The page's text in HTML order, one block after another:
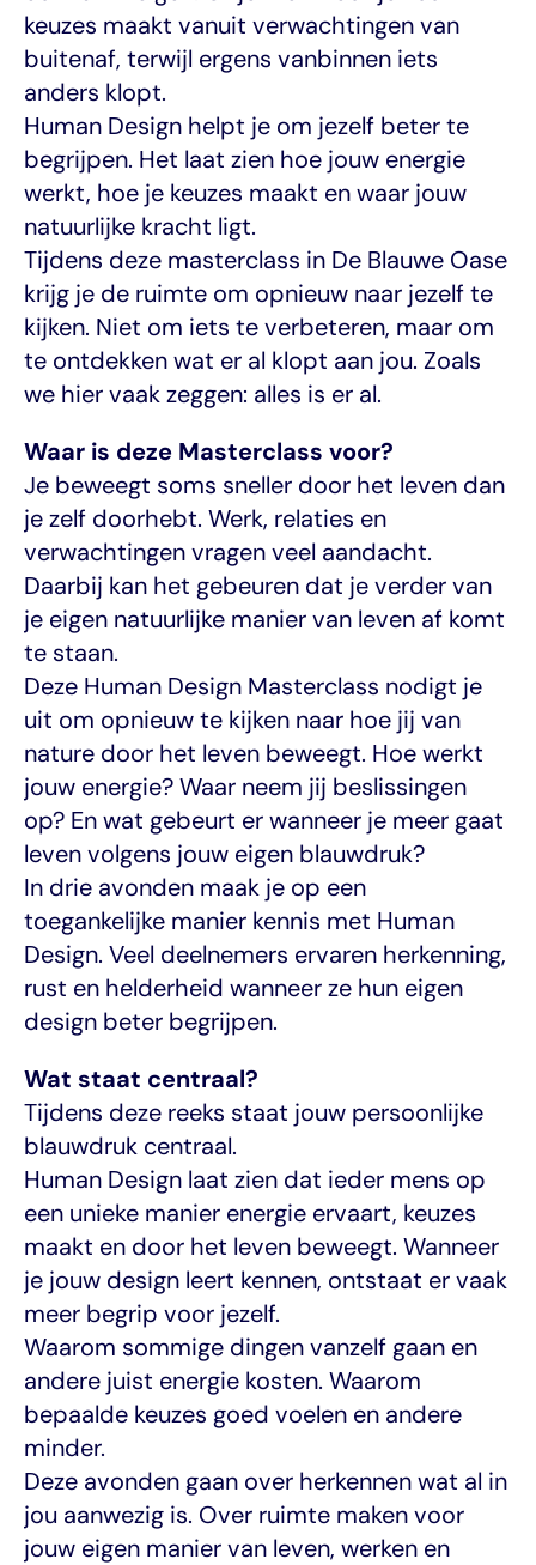
keuzes maakt vanuit verwachtingen van
buitenaf, terwijl ergens vanbinnen iets
anders klopt.
Human Design helpt je om jezelf beter te
begrijpen. Het laat zien hoe jouw energie
werkt, hoe je keuzes maakt en waar jouw
natuurlijke kracht ligt.
Tijdens deze masterclass in De Blauwe Oase
krijg je de ruimte om opnieuw naar jezelf te
kijken. Niet om iets te verbeteren, maar om
te ontdekken wat er al klopt aan jou. Zoals
we hier vaak zeggen: alles is er al.
Waar is deze Masterclass voor?
Je beweegt soms sneller door het leven dan
je zelf doorhebt. Werk, relaties en
verwachtingen vragen veel aandacht.
Daarbij kan het gebeuren dat je verder van
je eigen natuurlijke manier van leven af komt
te staan.
Deze Human Design Masterclass nodigt je
uit om opnieuw te kijken naar hoe jij van
nature door het leven beweegt. Hoe werkt
jouw energie? Waar neem jij beslissingen
op? En wat gebeurt er wanneer je meer gaat
leven volgens jouw eigen blauwdruk?
In drie avonden maak je op een
toegankelijke manier kennis met Human
Design. Veel deelnemers ervaren herkenning,
rust en helderheid wanneer ze hun eigen
design beter begrijpen.
Wat staat centraal?
Tijdens deze reeks staat jouw persoonlijke
blauwdruk centraal.
Human Design laat zien dat ieder mens op
een unieke manier energie ervaart, keuzes
maakt en door het leven beweegt. Wanneer
je jouw design leert kennen, ontstaat er vaak
meer begrip voor jezelf.
Waarom sommige dingen vanzelf gaan en
andere juist energie kosten. Waarom
bepaalde keuzes goed voelen en andere
minder.
Deze avonden gaan over herkennen wat al in
jou aanwezig is. Over ruimte maken voor
jouw eigen manier van leven, werken en